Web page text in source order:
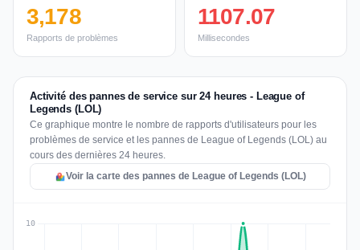
3,178
Rapports de problèmes
1107.07
Millisecondes
Activité des pannes de service sur 24 heures - League of
Legends (LOL)
Ce graphique montre le nombre de rapports d'utilisateurs pour les
problèmes de service et les pannes de League of Legends (LOL) au
cours des dernières 24 heures.
Voir la carte des pannes de League of Legends (LOL)